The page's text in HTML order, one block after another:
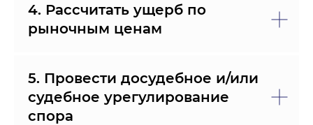
4. Рассчитать ущерб по
рыночным ценам
5. Провести досудебное и/или
судебное урегулирование
спора